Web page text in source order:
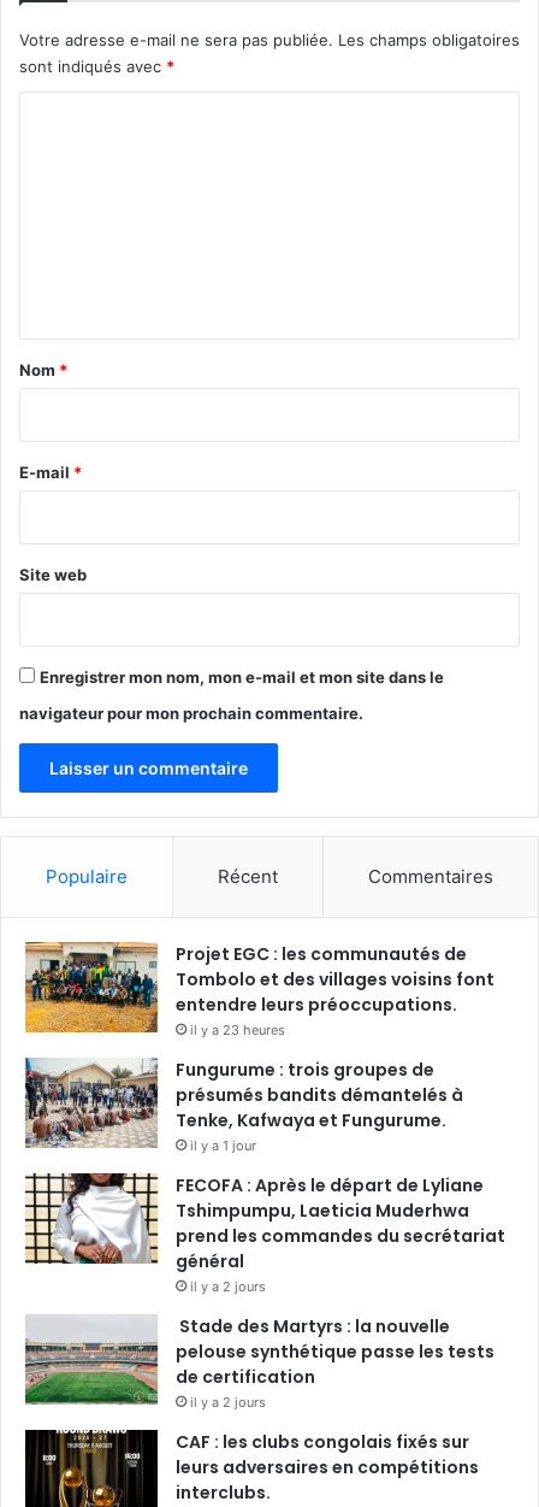
Votre adresse e-mail ne sera pas publiée. Les champs obligatoires
sont indiqués avec *
a
e
Nom *
E-mail *
Site web
Enregistrer mon nom, mon e-mail et mon site dans le
navigateur pour mon prochain commentaire.
Populaire Récent Commentaires
Projet EGC : les communautés de
Tombolo et des villages voisins font
entendre leurs préoccupations.
il y a 23 heures
Fungurume : trois groupes de
présumés bandits démantelés à
Tenke, Kafwaya et Fungurume.
il y a 1 jour
FECOFA : Après le départ de Lyliane
Tshimpumpu, Laeticia Muderhwa
prend les commandes du secrétariat
général
il y a 2 jours
Stade des Martyrs : la nouvelle
pelouse synthétique passe les tests
de certification
il y a 2 jours
CAF : les clubs congolais fixés sur
leurs adversaires en compétitions
interclubs.